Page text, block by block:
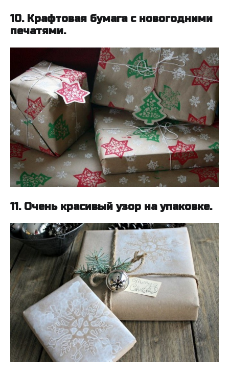
10. Крафтовая бумага с новогодними
печатями.
11. Очень красивый узор на упаковке.